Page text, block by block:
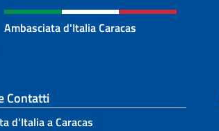
Ambasciata d'Italia Caracas
footer
Contatti
d’Italia a Caracas